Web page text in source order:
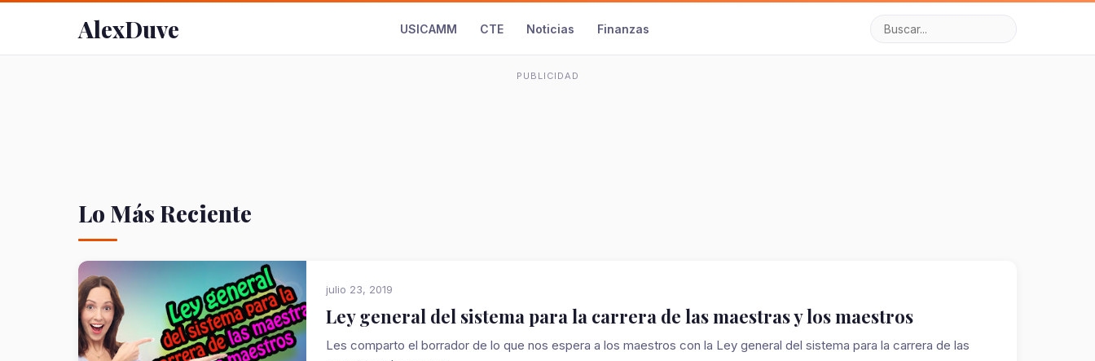
AlexDuve USICAMM CTE Noticias Finanzas
PUBLICIDAD
Lo Más Reciente
julio 23, 2019
Ley general del sistema para la carrera de las maestras y los maestros
Les comparto el borrador de lo que nos espera a los maestros con la Ley general del sistema para la carrera de las